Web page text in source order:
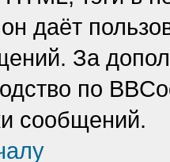
даёт
За
по
сообщений.